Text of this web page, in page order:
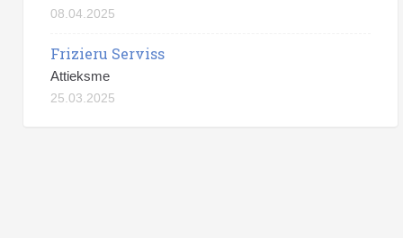
08.04.2025
Frizieru Serviss
Attieksme
25.03.2025